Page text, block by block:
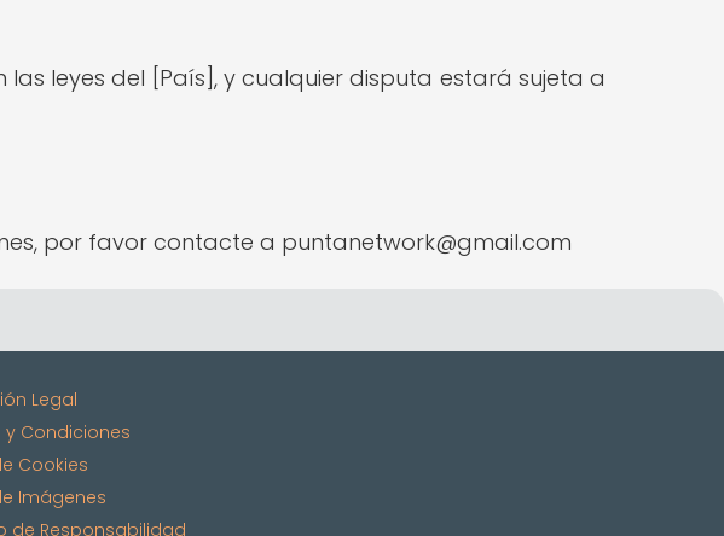
leyes del [País], y cualquier disputa estará sujeta a
por favor contacte a puntanetwork@gmail.com
Legal
y Condiciones
Cookies
Imágenes
de Responsabilidad